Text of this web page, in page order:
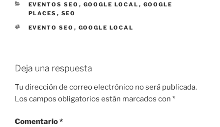
CATEGORÍAS
EVENTOS SEO , GOOGLE LOCAL , GOOGLE
PLACES , SEO
ETIQUETAS
EVENTO SEO , GOOGLE LOCAL
Deja una respuesta
Tu dirección de correo electrónico no será publicada.
Los campos obligatorios están marcados con *
Comentario*